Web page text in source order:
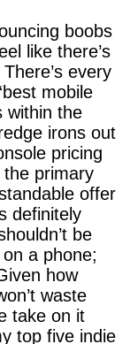
boobs
like there’s
every
mobile
within the
irons out
pricing
primary
offer
definitely
be
a phone;
how
waste
take on it
top five indie